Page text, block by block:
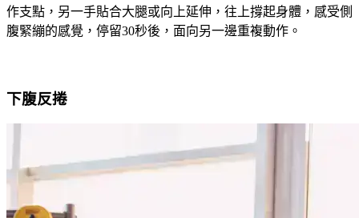
作支點，另一手貼合大腿或向上延伸，往上撐起身體，感受側
腹緊繃的感覺，停留30秒後，面向另一邊重複動作。
下腹反捲